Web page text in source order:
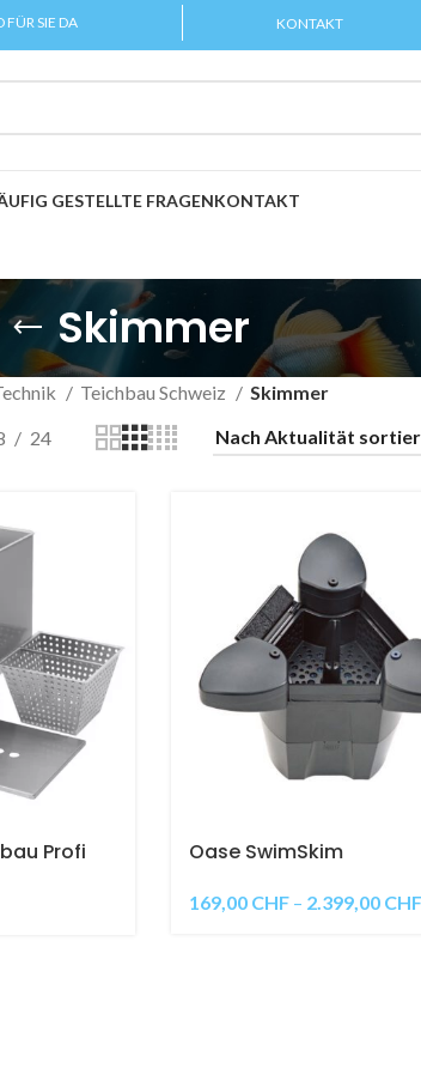
FÜR SIE DA KONTAKT
GESTELLTE FRAGENKONTAKT
Skimmer
Teichbau Schweiz
Skimmer
24
Profi
Oase SwimSkim
169,00 CHF– 2.399,00 CHF